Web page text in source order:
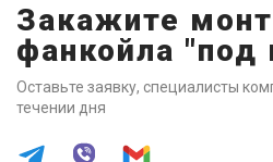
Закажите
фанкойла "под
Оставьте заявку, специалисты
течении дня